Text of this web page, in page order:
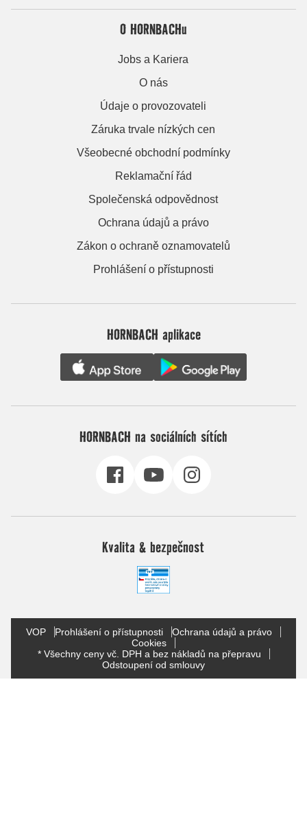
O HORNBACHu
Jobs a Kariera
O nás
Údaje o provozovateli
Záruka trvale nízkých cen
Všeobecné obchodní podmínky
Reklamační řád
Společenská odpovědnost
Ochrana údajů a právo
Zákon o ochraně oznamovatelů
Prohlášení o přístupnosti
HORNBACH aplikace
HORNBACH na sociálních sítích
Kvalita & bezpečnost
VOP Prohlášení o přístupnosti
Ochrana údajů a právo
Cookies
* Všechny ceny vč. DPH a bez nákladů na přepravu
Odstoupení od smlouvy